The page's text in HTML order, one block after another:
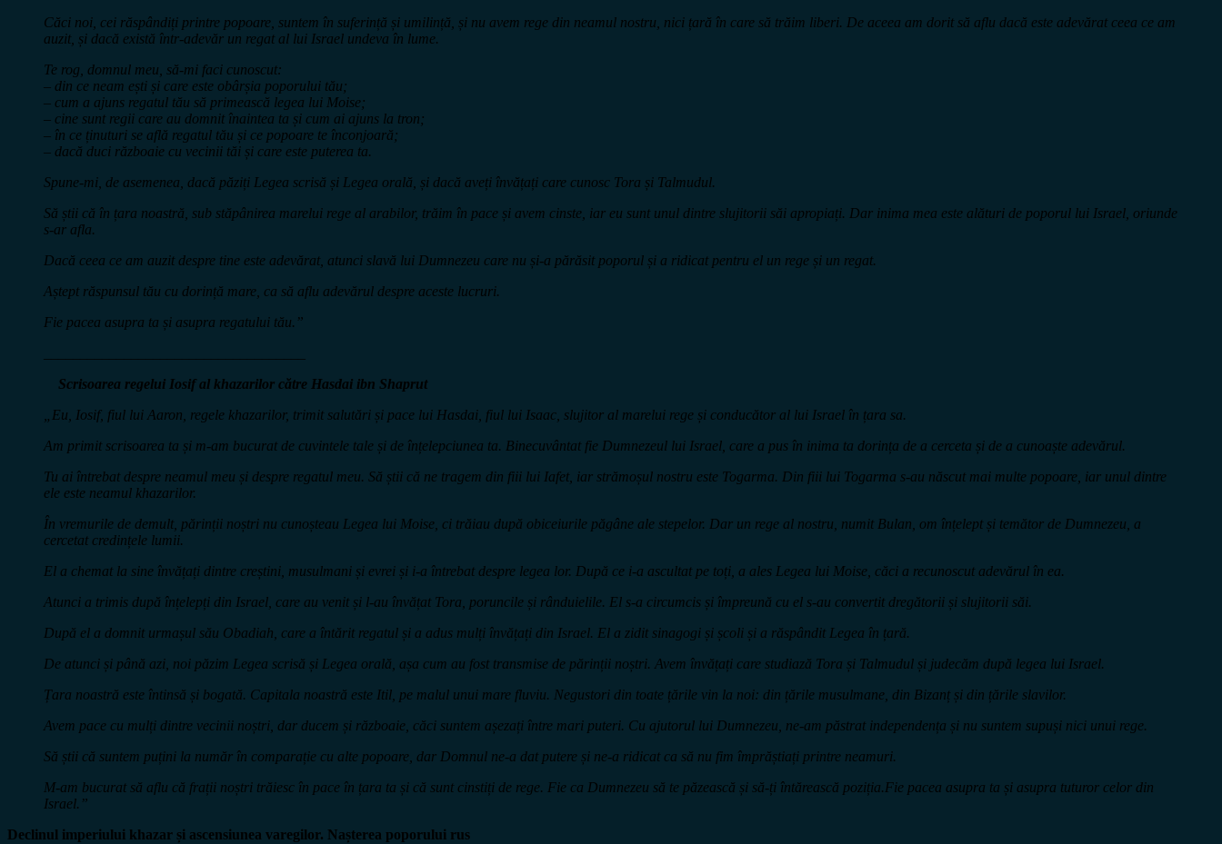
Căci noi, cei răspândiți printre popoare, suntem în suferință și umilință, și nu avem rege din neamul nostru, nici țară în care să trăim liberi. De aceea am dorit să aflu dacă este adevărat ceea ce am
auzit, și dacă există într-adevăr un regat al lui Israel undeva în lume.
Te rog, domnul meu, să-mi faci cunoscut:
– din ce neam ești și care este obârșia poporului tău;
– cum a ajuns regatul tău să primească legea lui Moise;
– cine sunt regii care au domnit înaintea ta și cum ai ajuns la tron;
– în ce ținuturi se află regatul tău și ce popoare te înconjoară;
– dacă duci războaie cu vecinii tăi și care este puterea ta.
Spune-mi, de asemenea, dacă păziți Legea scrisă și Legea orală, și dacă aveți învățați care cunosc Tora și Talmudul.
Să știi că în țara noastră, sub stăpânirea marelui rege al arabilor, trăim în pace și avem cinste, iar eu sunt unul dintre slujitorii săi apropiați. Dar inima mea este alături de poporul lui Israel, oriunde
s-ar afla.
Dacă ceea ce am auzit despre tine este adevărat, atunci slavă lui Dumnezeu care nu și-a părăsit poporul și a ridicat pentru el un rege și un regat.
Aștept răspunsul tău cu dorință mare, ca să aflu adevărul despre aceste lucruri.
Fie pacea asupra ta și asupra regatului tău.”
Scrisoarea regelui Iosif al khazarilor către Hasdai ibn Shaprut
„Eu, Iosif, fiul lui Aaron, regele khazarilor, trimit salutări și pace lui Hasdai, fiul lui Isaac, slujitor al marelui rege și conducător al lui Israel în țara sa.
Am primit scrisoarea ta și m-am bucurat de cuvintele tale și de înțelepciunea ta. Binecuvântat fie Dumnezeul lui Israel, care a pus în inima ta dorința de a cerceta și de a cunoaște adevărul.
Tu ai întrebat despre neamul meu și despre regatul meu. Să știi că ne tragem din fiii lui Iafet, iar strămoșul nostru este Togarma. Din fiii lui Togarma s-au născut mai multe popoare, iar unul dintre
ele este neamul khazarilor.
În vremurile de demult, părinții noștri nu cunoșteau Legea lui Moise, ci trăiau după obiceiurile păgâne ale stepelor. Dar un rege al nostru, numit Bulan, om înțelept și temător de Dumnezeu, a
cercetat credințele lumii.
El a chemat la sine învățați dintre creștini, musulmani și evrei și i-a întrebat despre legea lor. După ce i-a ascultat pe toți, a ales Legea lui Moise, căci a recunoscut adevărul în ea.
Atunci a trimis după înțelepți din Israel, care au venit și l-au învățat Tora, poruncile și rânduielile. El s-a circumcis și împreună cu el s-au convertit dregătorii și slujitorii săi.
După el a domnit urmașul său Obadiah, care a întărit regatul și a adus mulți învățați din Israel. El a zidit sinagogi și școli și a răspândit Legea în țară.
De atunci și până azi, noi păzim Legea scrisă și Legea orală, așa cum au fost transmise de părinții noștri. Avem învățați care studiază Tora și Talmudul și judecăm după legea lui Israel.
Țara noastră este întinsă și bogată. Capitala noastră este Itil, pe malul unui mare fluviu. Negustori din toate țările vin la noi: din țările musulmane, din Bizanț și din țările slavilor.
Avem pace cu mulți dintre vecinii noștri, dar ducem și războaie, căci suntem așezați între mari puteri. Cu ajutorul lui Dumnezeu, ne-am păstrat independența și nu suntem supuși nici unui rege.
Să știi că suntem puțini la număr în comparație cu alte popoare, dar Domnul ne-a dat putere și ne-a ridicat ca să nu fim împrăștiați printre neamuri.
M-am bucurat să aflu că frații noștri trăiesc în pace în țara ta și că sunt cinstiți de rege. Fie ca Dumnezeu să te păzească și să-ți întărească poziția.Fie pacea asupra ta și asupra tuturor celor din
Israel.”
Declinul imperiului khazar și ascensiunea varegilor. Nașterea poporului rus